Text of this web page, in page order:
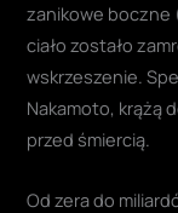
zanikowe boczne
ciało zostało
wskrzeszenie.
Nakamoto, krążą
przed śmiercią.
Od zera do